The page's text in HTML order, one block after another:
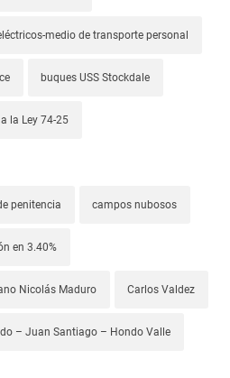
medio de transporte personal
buques USS Stockdale
la Ley 74-25
penitencia campos nubosos
en 3.40%
Nicolás Maduro Carlos Valdez
– Juan Santiago – Hondo Valle